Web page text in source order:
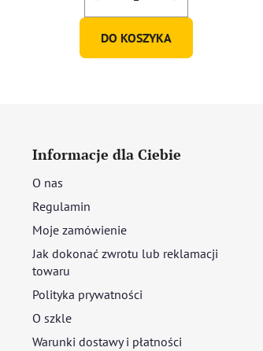
DO KOSZYKA
Informacje dla Ciebie
O nas
Regulamin
Moje zamówienie
Jak dokonać zwrotu lub reklamacji
towaru
Polityka prywatności
O szkle
Warunki dostawy i płatności